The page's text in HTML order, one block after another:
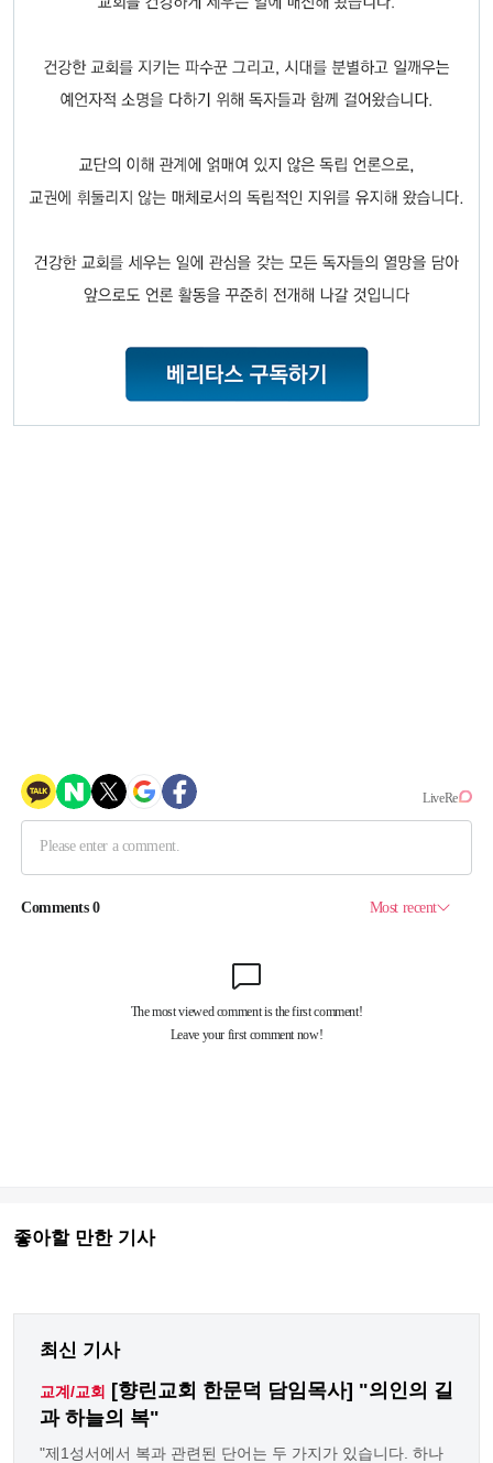
좋아할 만한 기사
최신 기사
교계/교회 [향린교회 한문덕 담임목사] "의인의 길
과 하늘의 복"
"제1성서에서 복과 관련된 단어는 두 가지가 있습니다. 하나